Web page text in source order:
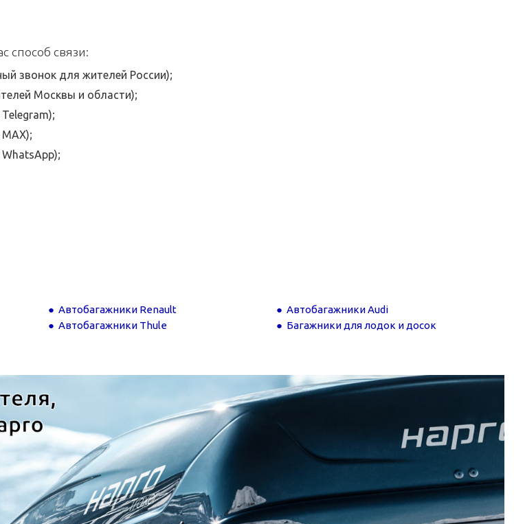
способ связи:
звонок для жителей России);
Москвы и области);
Автобагажники Renault
Автобагажники Audi
Автобагажники Thule Багажники для лодок и досок